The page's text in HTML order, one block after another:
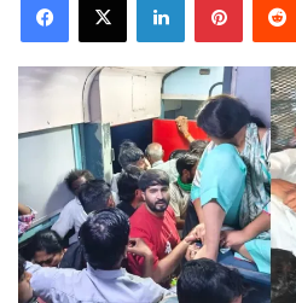
d
a
e
m
a
i
l